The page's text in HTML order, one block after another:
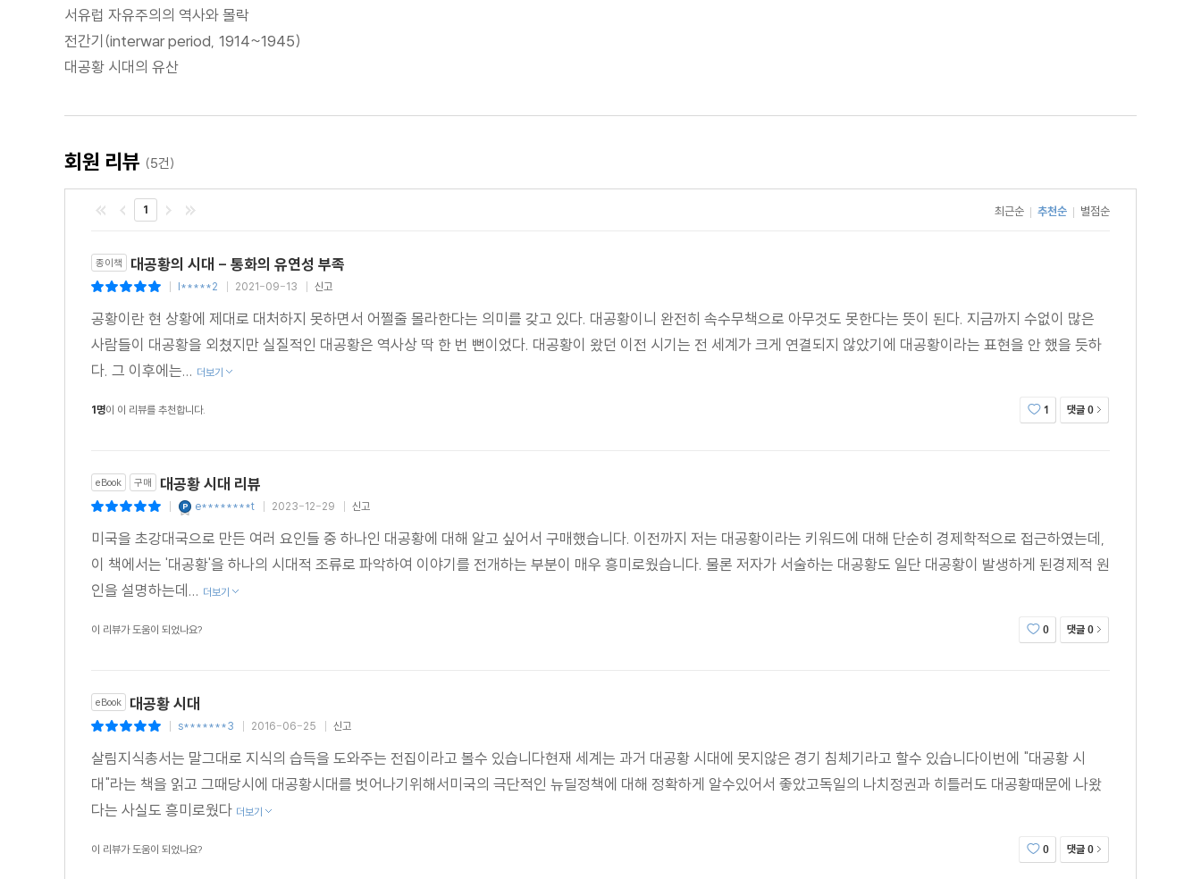
서유럽 자유주의의 역사와 몰락
전간기(interwar period, 1914~1945)
대공황 시대의 유산
회원 리뷰 (5건)
1 최근순 추천순 별점순
종이책 대공황의 시대 - 통화의 유연성 부족
l*****2 2021-09-13 신고
공황이란 현 상황에 제대로 대처하지 못하면서 어쩔줄 몰라한다는 의미를 갖고 있다. 대공황이니 완전히 속수무책으로 아무것도 못한다는 뜻이 된다. 지금까지 수없이 많은
사람들이 대공황을 외쳤지만 실질적인 대공황은 역사상 딱 한 번 뻔이었다. 대공황이 왔던 이전 시기는 전 세계가 크게 연결되지 않았기에 대공황이라는 표현을 안 했을 듯하
다. 그 이후에는... 더보기
1명이 이 리뷰를 추천합니다. 1 댓글 0
eBook 구매 대공황 시대 리뷰
e********t 2023-12-29 신고
미국을 초강대국으로 만든 여러 요인들 중 하나인 대공황에 대해 알고 싶어서 구매했습니다. 이전까지 저는 대공황이라는 키워드에 대해 단순히 경제학적으로 접근하였는데,
이 책에서는 '대공황'을 하나의 시대적 조류로 파악하여 이야기를 전개하는 부분이 매우 흥미로웠습니다. 물론 저자가 서술하는 대공황도 일단 대공황이 발생하게 된경제적 원
인을 설명하는데... 더보기
이 리뷰가 도움이 되었나요? 0 댓글 0
eBook 대공황 시대
s*******3 2016-06-25 신고
살림지식총서는 말그대로 지식의 습득을 도와주는 전집이라고 볼수 있습니다현재 세계는 과거 대공황 시대에 못지않은 경기 침체기라고 할수 있습니다이번에 "대공황 시
대"라는 책을 읽고 그때당시에 대공황시대를 벗어나기위해서미국의 극단적인 뉴딜정책에 대해 정확하게 알수있어서 좋았고독일의 나치정권과 히틀러도 대공황때문에 나왔
다는 사실도 흥미로웠다 더보기
이 리뷰가 도움이 되었나요? 0 댓글 0